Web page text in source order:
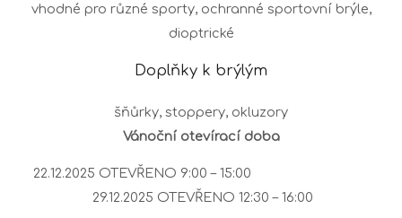
vhodné pro různé sporty, ochranné sportovní brýle,
dioptrické
Doplňky k brýlým
šňůrky, stoppery, okluzory
Vánoční otevírací doba
22.12.2025 OTEVŘENO 9:00 – 15:00
29.12.2025 OTEVŘENO 12:30 – 16:00